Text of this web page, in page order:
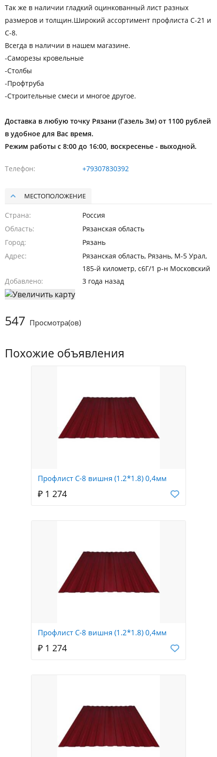
Похожие объявления
Профлист С-8 вишня (1.2*1.8) 0,4мм
₽ 1 274
Профлист С-8 вишня (1.2*1.8) 0,4мм
₽ 1 274
Так же в наличии гладкий оцинкованный лист разных
размеров и толщин.Широкий ассортимент профлиста С-21 и
С-8.
Всегда в наличии в нашем магазине.
-Саморезы кровельные
-Столбы
-Профтруба
-Строительные смеси и многое другое.
Доставка в любую точку Рязани (Газель 3м) от 1100 рублей
в удобное для Вас время.
Режим работы с 8:00 до 16:00, воскресенье - выходной.
Телефон +79307830392
МЕСТОПОЛОЖЕНИЕ
Страна
Россия
Область
Рязанская область
Город
Рязань
Адрес
Рязанская область, Рязань, М-5 Урал,
185-й километр, с6Г/1 р-н Московский
Добавлено
3 года назад
547 Просмотра(ов)